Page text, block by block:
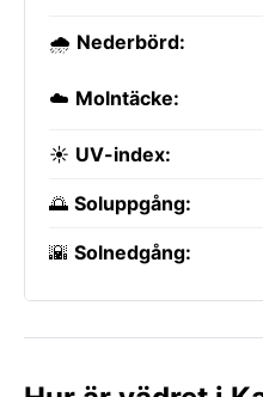
🌧️ Nederbörd:
☁️ Molntäcke:
☀️ UV-index:
🌅 Soluppgång:
🌇 Solnedgång: